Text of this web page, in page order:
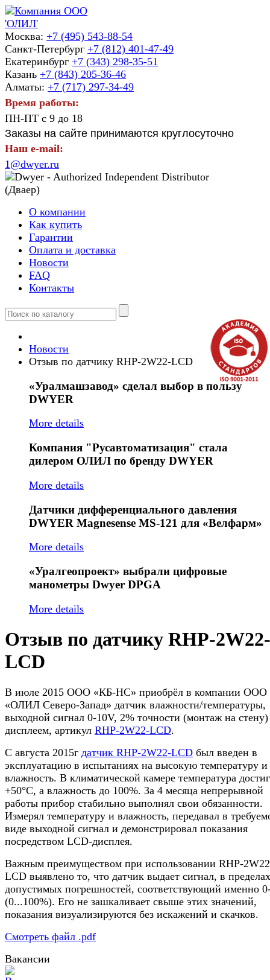
Москва: +7 (495) 543-88-54
Санкт-Петербург +7 (812) 401-47-49
Екатеринбург +7 (343) 298-35-51
Казань +7 (843) 205-36-46
Алматы: +7 (717) 297-34-49
Время работы:
ПН-ПТ с 9 до 18
Заказы на сайте принимаются круглосуточно
Наш e-mail:
1@dwyer.ru
О компании
Как купить
Гарантии
Оплата и доставка
Новости
FAQ
Контакты
Новости
Отзыв по датчику RHP-2W22-LCD
«Уралмашзавод» сделал выбор в пользу
DWYER
More details
Компания "Русавтоматизация" стала
дилером ОЛИЛ по бренду DWYER
More details
Датчики дифференциального давления
DWYER Magnesense MS-121 для «Велфарм»
More details
«Уралгеопроект» выбрали цифровые
манометры Dwyer DPGA
More details
Отзыв по датчику RHP-2W22-
LCD
В июле 2015 ООО «КБ-НС» приобрёл в компании ООО
«ОЛИЛ Северо-Запад» датчик влажности/температуры,
выходной сигнал 0-10V, 2% точности (монтаж на
дисплеем, артикул RHP-2W22-LCD.
С августа 2015г датчик RHP-2W22-LCD был введен в
эксплуатацию в испытаниях на высокую температуру и
влажность. В климатической камере температура
+50°C, а влажность до 100%. За 4 месяца непрерывной
работы прибор стабильно выполнял свои обязанности.
Измерял температуру и влажность, передавал в
виде выходной сигнал и демонстрировал показания
посредством LCD-дисплея.
Важным преимуществом при использовании RHP-
LCD выявлено то, что датчик выдает сигнал, в пределах
допустимых погрешностей, соответствующий именно
(0...100%). Его не зашкаливает свыше этих значений,
показания визуализируются без искажений и скачков.
Смотреть файл .pdf
Вакансии